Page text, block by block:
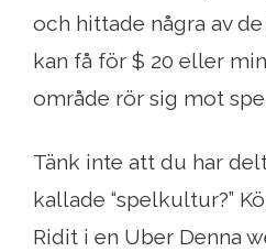
och hittade några av
kan få för $ 20 eller
område rör sig mot
Tänk inte att du har
kallade “spelkultur?”
Ridit i en Uber Denna